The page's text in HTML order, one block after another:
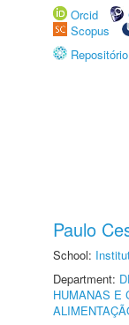
Orcid
Scopus
Paulo
School:
Department:
HUMANAS E